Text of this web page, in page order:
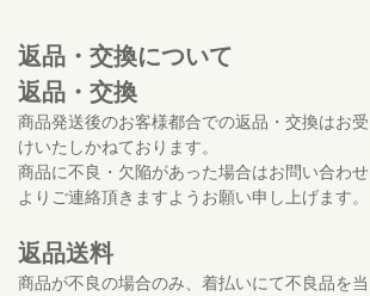
返品・交換について
返品・交換
商品発送後のお客様都合での返品・交換はお受
けいたしかねております。
商品に不良・欠陥があった場合はお問い合わせ
よりご連絡頂きますようお願い申し上げます。
返品送料
商品が不良の場合のみ、着払いにて不良品を当